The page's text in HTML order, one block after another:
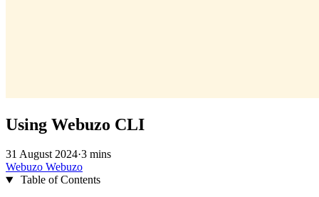
Using Webuzo CLI
31 August 2024·3 mins
Webuzo Webuzo
Table of Contents